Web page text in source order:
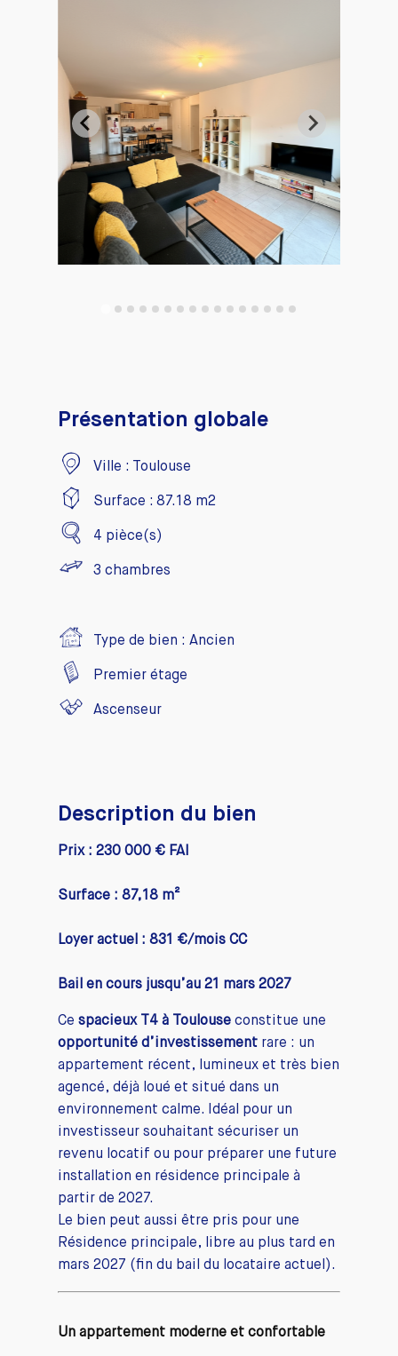
Présentation globale
Ville : Toulouse
Surface : 87.18 m2
4 pièce(s)
3 chambres
Type de bien : Ancien
Premier étage
Ascenseur
Description du bien
Prix : 230 000 € FAI
Surface : 87,18 m²
Loyer actuel : 831 €/mois CC
Bail en cours jusqu’au 21 mars 2027
Ce spacieux T4 à Toulouseconstitue une
opportunité d’investissementrare : un
appartement récent, lumineux et très bien
agencé, déjà loué et situé dans un
environnement calme. Idéal pour un
investisseur souhaitant sécuriser un
revenu locatif ou pour préparer une future
installation en résidence principale à
partir de 2027.
Le bien peut aussi être pris pour une
Résidence principale, libre au plus tard en
mars 2027 (fin du bail du locataire actuel).
Un appartement moderne et confortable